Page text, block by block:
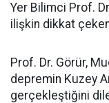
Yer Bilimci Prof.
ilişkin dikkat
Prof. Dr. Görür,
depremin Kuzey
gerçekleştiğini